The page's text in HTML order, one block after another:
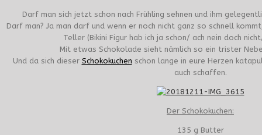
Darf man sich jetzt schon nach Frühling sehnen und ihm
Darf man? Ja man darf und wenn er noch nicht ganz so schnell
Teller (Bikini Figur hab ich ja schon/ ach nein doch
Mit etwas Schokolade sieht nämlich so ein trister
Und da sich dieser Schokokuchen schon lange in eure Herzen
auch schaffen.
Der Schokokuchen:
135 g Butter